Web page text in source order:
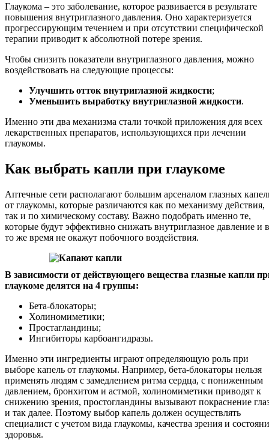
Глаукома – это заболевание, которое развивается в результате
повышения внутриглазного давления. Оно характеризуется
прогрессирующим течением и при отсутствии специфической
терапии приводит к абсолютной потере зрения.
Чтобы снизить показатели внутриглазного давления, можно
воздействовать на следующие процессы:
Улучшить отток внутриглазной жидкости;
Уменьшить выработку внутриглазной жидкости.
Именно эти два механизма стали точкой приложения для всех
лекарственных препаратов, использующихся при лечении
глаукомы.
Как выбрать капли при глаукоме
Аптечные сети располагают большим арсеналом глазных
от глаукомы, которые различаются как по механизму действия,
так и по химическому составу. Важно подобрать именно те,
которые будут эффективно снижать внутриглазное давление и в
то же время не окажут побочного воздействия.
В зависимости от действующего вещества глазные капли
глаукоме делятся на 4 группы:
Бета-блокаторы;
Холиномиметики;
Простагландины;
Ингибиторы карбоангидразы.
Именно эти ингредиенты играют определяющую роль при
выборе капель от глаукомы. Например, бета-блокаторы нельзя
применять людям с замедлением ритма сердца, с пониженным
давлением, бронхитом и астмой, холиномиметики приводят к
снижению зрения, простогландины вызывают покраснение
и так далее. Поэтому выбор капель должен осуществлять
специалист с учетом вида глаукомы, качества зрения и
здоровья.